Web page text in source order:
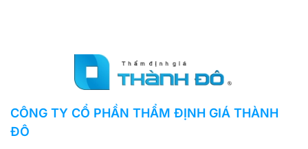
CÔNG TY CỔ PHẦN THẨM ĐỊNH GIÁ THÀNH
ĐÔ